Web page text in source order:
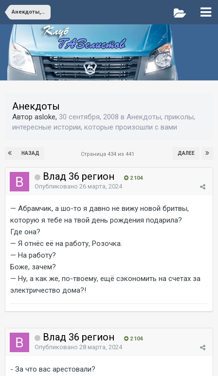
Анекдоты, приколы, интересные истории, которые произошли с вами
Анекдоты
Автор asloke, 30 сентября, 2008 в Анекдоты, приколы,
интересные истории, которые произошли с вами
НАЗАД ДАЛЕЕ
Страница 434 из 441
Влад 36 регион 2 104
Опубликовано 26 марта, 2024
— Абрамчик, а шо-то я давно не вижу новой бритвы,
которую я тебе на твой день рождения подарила?
Где она?
— Я отнёс её на работу, Розочка.
— На работу?
Боже, зачем?
— Ну, а как же, по-твоему, ещё сэкономить на счетах за
электричество дома?!
Влад 36 регион 2 104
Опубликовано 28 марта, 2024
- За что вас арестовали?